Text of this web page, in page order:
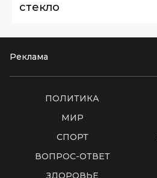
стекло
Реклама
ПОЛИТИКА
МИР
СПОРТ
ВОПРОС-ОТВЕТ
ЗДОРОВЬЕ